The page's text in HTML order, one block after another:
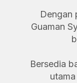
Dengan
Guaman
Bersedia